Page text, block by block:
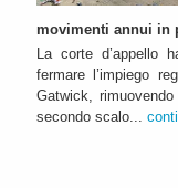
movimenti annui in
La corte d’appello
fermare l’impiego
Gatwick,
secondo scalo...